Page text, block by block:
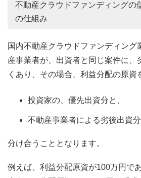
不動産クラウドファンディングの
の仕組み
国内不動産クラウドファンディング
産事業者が、出資者と同じ案件に、
くあり、その場合、利益分配の原資
投資家の、優先出資分と、
不動産事業者による劣後出資分
分け合うこととなります。
例えば、利益分配原資が100万円で